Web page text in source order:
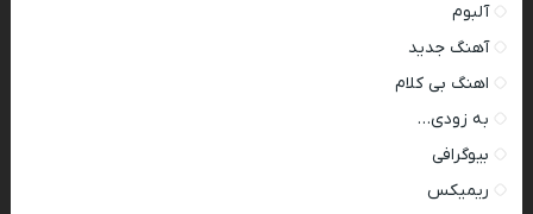
آلبوم
آهنگ جدید
اهنگ بی کلام
به زودی…
بیوگرافی
ریمیکس